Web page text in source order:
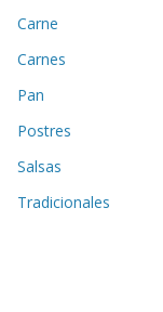
Carne
Carnes
Pan
Postres
Salsas
Tradicionales